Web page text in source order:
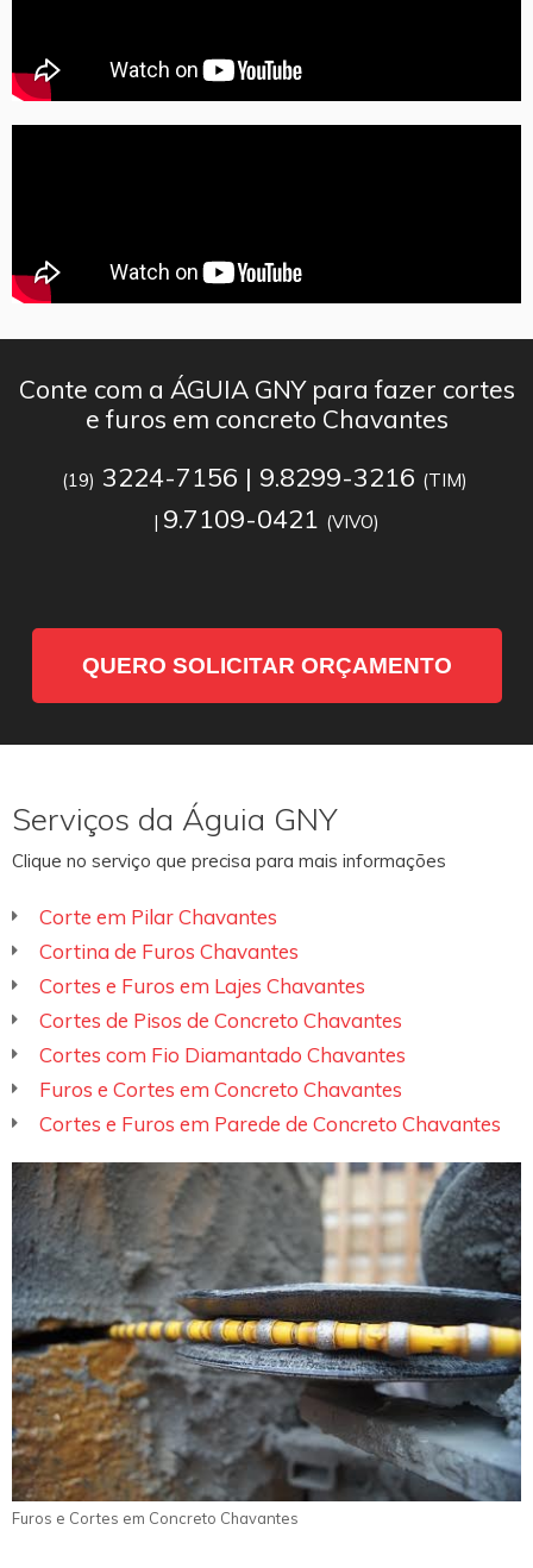
Conte com a ÁGUIA GNY para fazer cortes
e furos em concreto Chavantes
(19) 3224-7156 | 9.8299-3216 (TIM)
| 9.7109-0421 (VIVO)
QUERO SOLICITAR ORÇAMENTO
Serviços da Águia GNY
Clique no serviço que precisa para mais informações
Corte em Pilar Chavantes
Cortina de Furos Chavantes
Cortes e Furos em Lajes Chavantes
Cortes de Pisos de Concreto Chavantes
Cortes com Fio Diamantado Chavantes
Furos e Cortes em Concreto Chavantes
Cortes e Furos em Parede de Concreto Chavantes
Furos e Cortes em Concreto Chavantes